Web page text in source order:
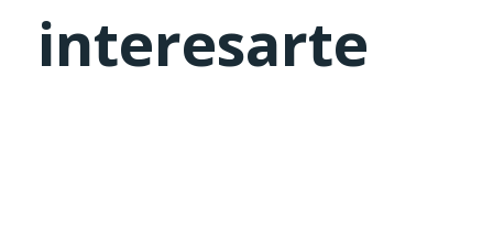
interesarte